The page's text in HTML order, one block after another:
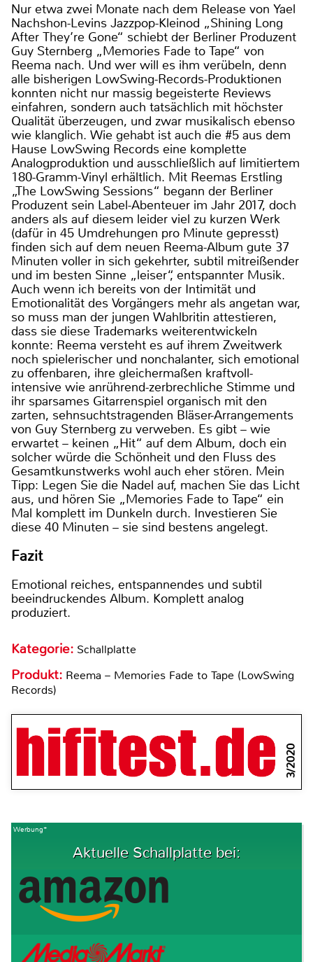
Nur etwa zwei Monate nach dem Release von Yael
Nachshon-Levins Jazzpop-Kleinod „Shining Long
After They’re Gone“ schiebt der Berliner Produzent
Guy Sternberg „Memories Fade to Tape“ von
Reema nach. Und wer will es ihm verübeln, denn
alle bisherigen LowSwing-Records-Produktionen
konnten nicht nur massig begeisterte Reviews
einfahren, sondern auch tatsächlich mit höchster
Qualität überzeugen, und zwar musikalisch ebenso
wie klanglich. Wie gehabt ist auch die #5 aus dem
Hause LowSwing Records eine komplette
Analogproduktion und ausschließlich auf limitiertem
180-Gramm-Vinyl erhältlich. Mit Reemas Erstling
„The LowSwing Sessions“ begann der Berliner
Produzent sein Label-Abenteuer im Jahr 2017, doch
anders als auf diesem leider viel zu kurzen Werk
(dafür in 45 Umdrehungen pro Minute gepresst)
finden sich auf dem neuen Reema-Album gute 37
Minuten voller in sich gekehrter, subtil mitreißender
und im besten Sinne „leiser“, entspannter Musik.
Auch wenn ich bereits von der Intimität und
Emotionalität des Vorgängers mehr als angetan war,
so muss man der jungen Wahlbritin attestieren,
dass sie diese Trademarks weiterentwickeln
konnte: Reema versteht es auf ihrem Zweitwerk
noch spielerischer und nonchalanter, sich emotional
zu offenbaren, ihre gleichermaßen kraftvoll-
intensive wie anrührend-zerbrechliche Stimme und
ihr sparsames Gitarrenspiel organisch mit den
zarten, sehnsuchtstragenden Bläser-Arrangements
von Guy Sternberg zu verweben. Es gibt – wie
erwartet – keinen „Hit“ auf dem Album, doch ein
solcher würde die Schönheit und den Fluss des
Gesamtkunstwerks wohl auch eher stören. Mein
Tipp: Legen Sie die Nadel auf, machen Sie das Licht
aus, und hören Sie „Memories Fade to Tape“ ein
Mal komplett im Dunkeln durch. Investieren Sie
diese 40 Minuten – sie sind bestens angelegt.
Fazit
Emotional reiches, entspannendes und subtil
beeindruckendes Album. Komplett analog
produziert.
Kategorie: Schallplatte
Produkt: Reema – Memories Fade to Tape (LowSwing
Records)
3/2020
Werbung*
Aktuelle Schallplatte bei: